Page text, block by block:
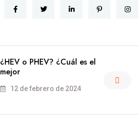
¿HEV o PHEV? ¿Cuál es el
mejor
12 de febrero de 2024